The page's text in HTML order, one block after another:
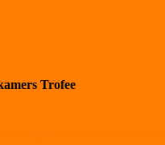
Trofee